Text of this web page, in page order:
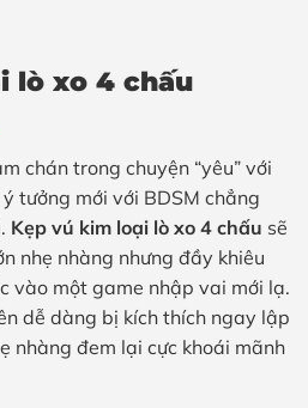
lò xo 4 chấu
chán trong chuyện “yêu” với
tưởng mới với BDSM chẳng
Kẹp vú kim loại lò xo 4 chấu sẽ
nhẹ nhàng nhưng đầy khiêu
vào một game nhập vai mới lạ.
dễ dàng bị kích thích ngay lập
nhàng đem lại cực khoái mãnh